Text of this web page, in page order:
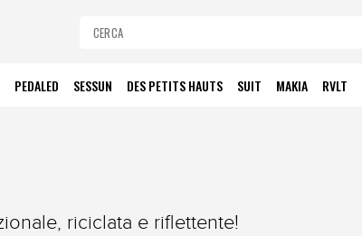
PEDALED SESSUN DES PETITS HAUTS SUIT MAKIA RVLT
riciclata e riflettente!